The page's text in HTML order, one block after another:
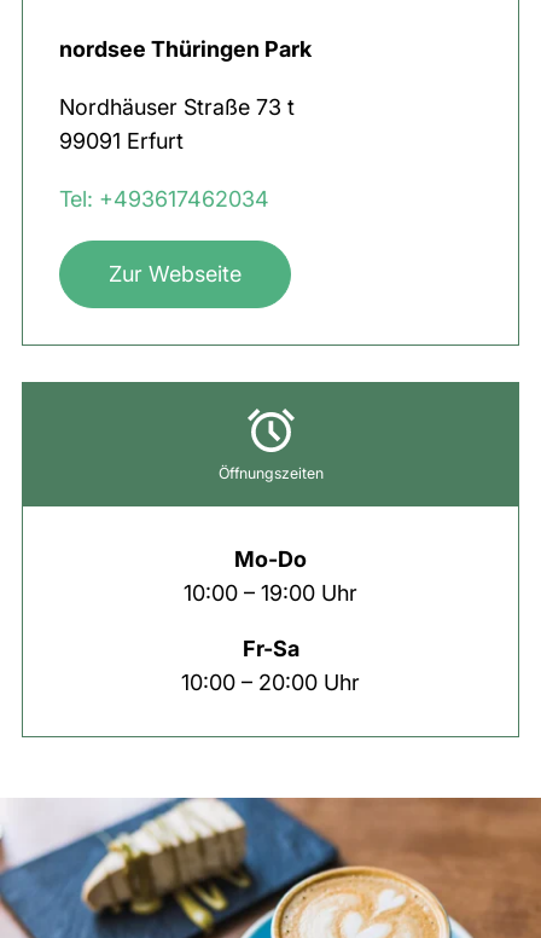
nordsee Thüringen Park
Nordhäuser Straße 73 t
99091 Erfurt
Tel: +493617462034
Zur Webseite
Öffnungszeiten
Mo-Do
10:00 – 19:00 Uhr
Fr-Sa
10:00 – 20:00 Uhr